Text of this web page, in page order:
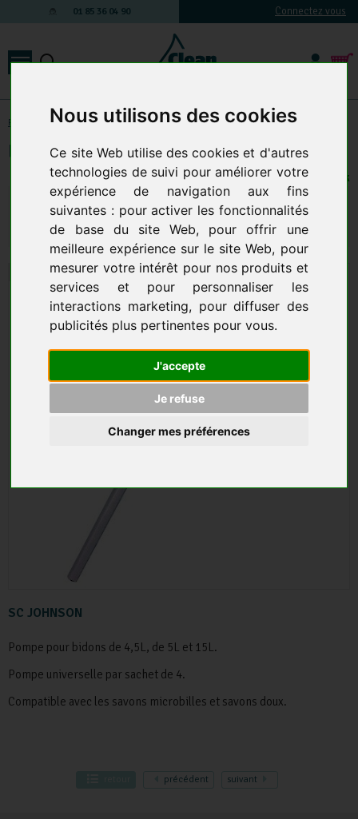
Nous utilisons des cookies
Ce site Web utilise des cookies et d'autres
technologies de suivi pour améliorer votre
expérience de navigation aux fins
suivantes : pour activer les fonctionnalités
de base du site Web, pour offrir une
meilleure expérience sur le site Web, pour
mesurer votre intérêt pour nos produits et
services et pour personnaliser les
interactions marketing, pour diffuser des
publicités plus pertinentes pour vous.
J'accepte
Je refuse
Changer mes préférences
01 85 36 04 90 Connectez vous
Produits d'entretien-SAVONS ET GELS POUR LES MAINS
SC JOHNSON
Pompe pour bidons de 4,5L, de 5L et 15L.
Pompe universelle par sachet de 4.
Compatible avec les savons microbilles et savons doux.
LOT DE 4 POMPES UNIVERSELLE
1 EN STOCK
:
25,96 € HT 31,15 € TTC
AJOUTER AU PANIER
précédent suivant